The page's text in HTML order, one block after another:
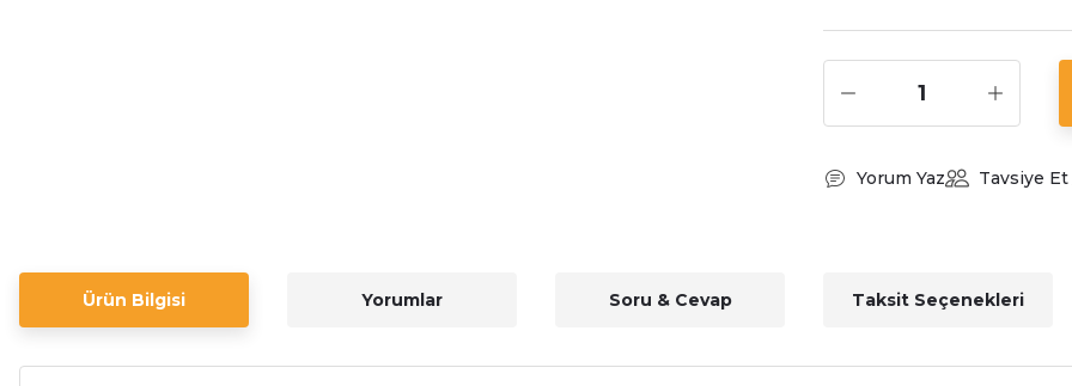
Yorum Yaz Tavsiye Et
Ürün Bilgisi Yorumlar Soru & Cevap Taksit Seçenekleri